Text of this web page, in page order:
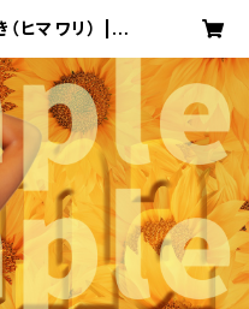
ヒマワリ） | D